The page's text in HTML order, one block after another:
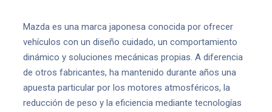
Mazda es una marca japonesa conocida por ofrecer
vehículos con un diseño cuidado, un comportamiento
dinámico y soluciones mecánicas propias. A diferencia
de otros fabricantes, ha mantenido durante años una
apuesta particular por los motores atmosféricos, la
reducción de peso y la eficiencia mediante tecnologías